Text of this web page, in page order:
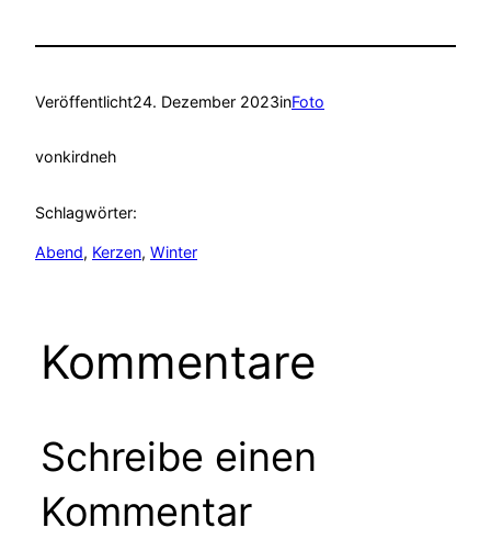
Veröffentlicht24. Dezember 2023inFoto
vonkirdneh
Schlagwörter:
Abend, Kerzen, Winter
Kommentare
Schreibe einen
Kommentar